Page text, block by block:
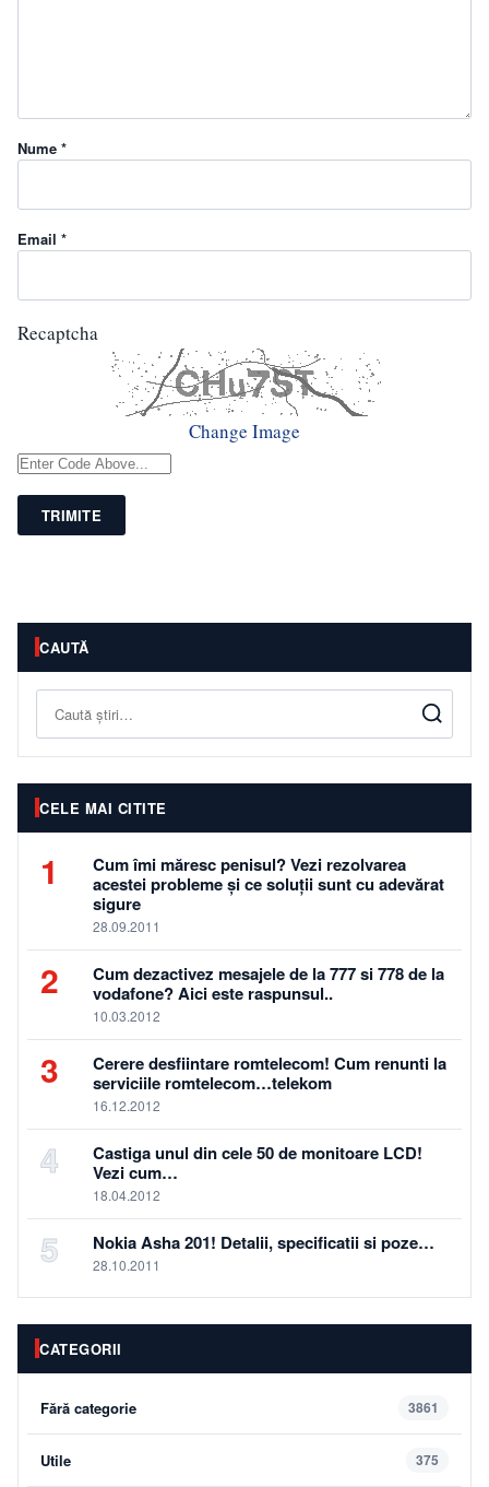
Nume *
Email *
Recaptcha
Change Image
TRIMITE
CAUTĂ
CELE MAI CITITE
1
Cum îmi măresc penisul? Vezi rezolvarea
acestei probleme și ce soluții sunt cu adevărat
sigure
28.09.2011
2
Cum dezactivez mesajele de la 777 si 778 de la
vodafone? Aici este raspunsul..
10.03.2012
3
Cerere desfiintare romtelecom! Cum renunti la
serviciile romtelecom…telekom
16.12.2012
4
Castiga unul din cele 50 de monitoare LCD!
Vezi cum…
18.04.2012
5 Nokia Asha 201! Detalii, specificatii si poze…
28.10.2011
CATEGORII
Fără categorie 3861
Utile 375